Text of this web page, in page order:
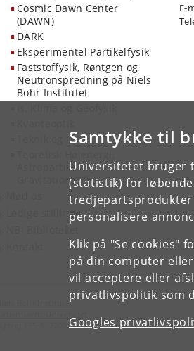
Samtykke til
Universitetet bruger
(statistik) for
tredjepartsprodukter
personalisere
Klik på "Se cookies"
på din computer
vil acceptere eller
privatlivspolitik som
Googles
Cosmic Dawn Center
(DAWN)
DARK
Eksperimentel Partikelfysik
Faststoffysik, Røntgen og
Neutronspredning på Niels
Bohr Institutet
Teknik og IT
Astropartikel og
Gravitationel fysik
Ledige stillinger
E-
Niels Bohr Institutet
Jagtvej 155 A, 2200 København N.